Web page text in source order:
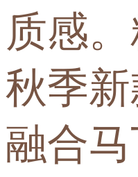
质感
秋季新
融合